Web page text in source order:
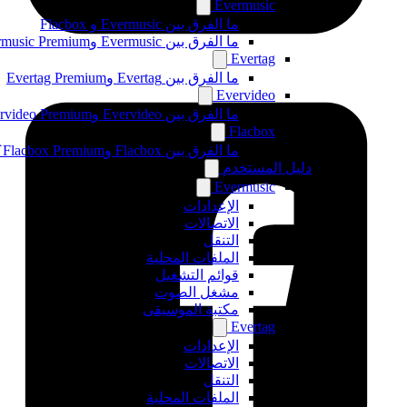
Evermusic
ما الفرق بين Evermusic و Flacbox
ما الفرق بين Evermusic وEvermusic Premium
Evertag
ما الفرق بين Evertag وEvertag Premium
Evervideo
ما الفرق بين Evervideo وEvervideo Premium؟
Flacbox
ما الفرق بين Flacbox وFlacbox Premium؟
دليل المستخدم
Evermusic
الإعدادات
الاتصالات
التنقل
الملفات المحلية
قوائم التشغيل
مشغل الصوت
مكتبة الموسيقى
Evertag
الإعدادات
الاتصالات
التنقل
الملفات المحلية